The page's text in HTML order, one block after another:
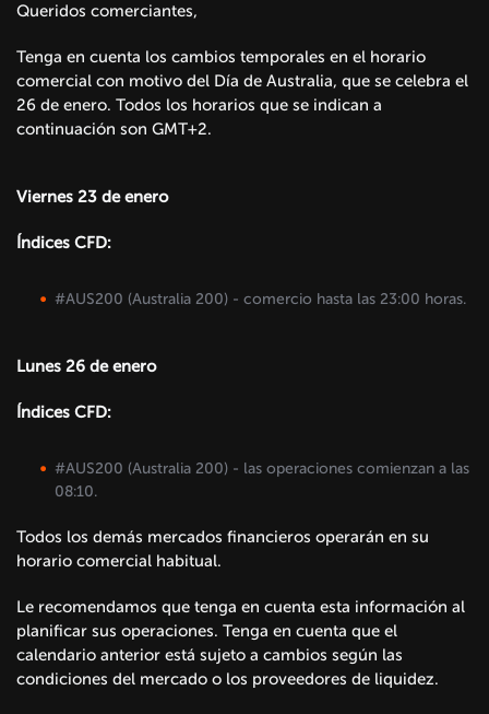
Queridos comerciantes,
Tenga en cuenta los cambios temporales en el horario
comercial con motivo del Día de Australia, que se celebra el
26 de enero. Todos los horarios que se indican a
continuación son GMT+2.
Viernes 23 de enero
Índices CFD:
#AUS200 (Australia 200) - comercio hasta las 23:00 horas.
Lunes 26 de enero
Índices CFD:
#AUS200 (Australia 200) - las operaciones comienzan a las
08:10.
Todos los demás mercados financieros operarán en su
horario comercial habitual.
Le recomendamos que tenga en cuenta esta información al
planificar sus operaciones. Tenga en cuenta que el
calendario anterior está sujeto a cambios según las
condiciones del mercado o los proveedores de liquidez.